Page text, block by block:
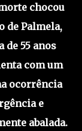
chocou
de Palmela,
de 55 anos
com um
ocorrência
e
abalada.